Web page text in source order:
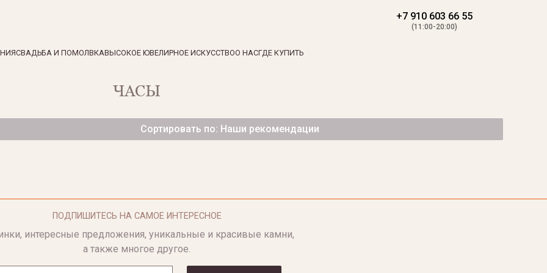
+7 910 603 66 55
(11:00-20:00)
СВАДЬБА И ПОМОЛВКАВЫСОКОЕ ЮВЕЛИРНОЕ ИСКУССТВОО НАСГДЕ КУПИТЬ
ЧАСЫ
Сортировать по: Наши рекомендации
ПОДПИШИТЕСЬ НА САМОЕ ИНТЕРЕСНОЕ
интересные предложения, уникальные и красивые камни,
а также многое другое.